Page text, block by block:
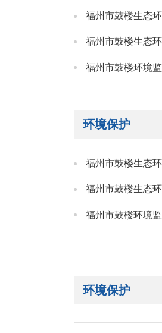
福州市鼓楼生态
福州市鼓楼生态
福州市鼓楼环境
环境保护
福州市鼓楼生态
福州市鼓楼生态
福州市鼓楼环境
环境保护